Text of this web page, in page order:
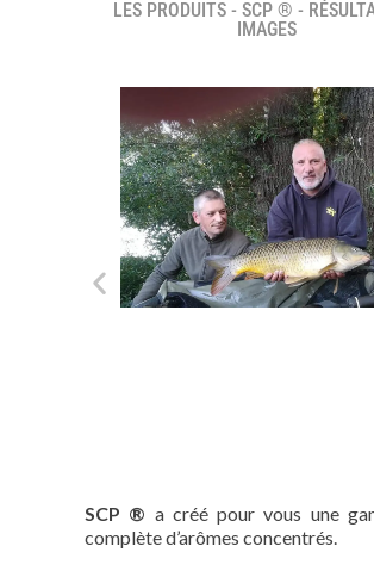
LES PRODUITS - SCP ® -
IMAGES
SCP ® a créé pour vous une
complète d’arômes concentrés.